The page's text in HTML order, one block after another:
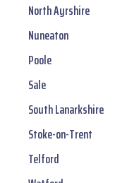
North Ayrshire
Nuneaton
Poole
Sale
South Lanarkshire
Stoke-on-Trent
Telford